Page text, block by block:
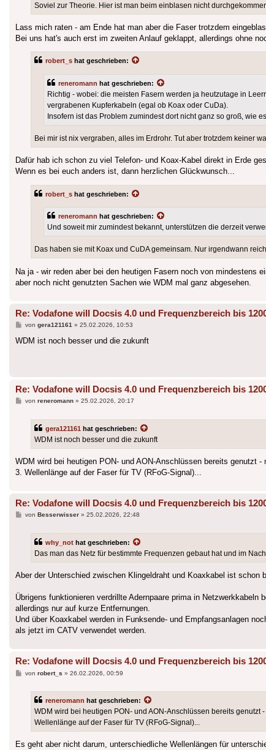
Soviel zur Theorie. Hier ist man beim einblasen nicht
Lass mich raten - am Ende hat man aber die Faser trotzdem
Bei uns hat's auch erst im zweiten Anlauf geklappt, allerdings ohne
robert_s hat geschrieben:
reneromann hat geschrieben:
Richtig - wobei: die meisten Fasern werden ja heutzutage in
vergrabenen Kupferkabeln (egal ob Koax oder CuDa).
Insofern ist das Problem zumindest dort nicht ganz so groß, wie
Bei mir ist nix vergraben, alles im Erdrohr. Tut aber trotzdem keiner
Dafür hab ich schon zu viel Telefon- und Koax-Kabel direkt in Erde
Wenn es bei euch anders ist, dann herzlichen Glückwunsch...
robert_s hat geschrieben:
reneromann hat geschrieben:
Und soweit mir zumindest bekannt, unterstützen die derzeit
Das haben sie mit Koax und CuDA gemeinsam. Nur irgendwann
Na ja - wir reden aber bei den heutigen Fasern noch von mindestens
aber noch nicht genutzten Sachen wie WDM mal ganz abgesehen.
Re: Vodafone will Docsis 4.0 und Frequenzbereich bis
Beitrag
von gera121161» 25.02.2026, 10:53
WDM ist noch besser und die zukunft
Re: Vodafone will Docsis 4.0 und Frequenzbereich bis
Beitrag
von reneromann» 25.02.2026, 20:17
gera121161 hat geschrieben:
WDM ist noch besser und die zukunft
WDM wird bei heutigen PON- und AON-Anschlüssen bereits genutzt
3. Wellenlänge auf der Faser für TV (RFoG-Signal)...
Re: Vodafone will Docsis 4.0 und Frequenzbereich bis
Beitrag
von Besserwisser» 25.02.2026, 22:48
why_not hat geschrieben:
Das man das Netz für bestimmte Frequenzen gebaut hat und im
Aber der Unterschied zwischen Klingeldraht und Koaxkabel ist schon
Übrigens funktionieren verdrillte Adernpaare prima in Netzwerkkabeln
allerdings nur auf kurze Entfernungen.
Und über Koaxkabel werden in Funksende- und Empfangsanlagen
als jetzt im CATV verwendet werden.
Re: Vodafone will Docsis 4.0 und Frequenzbereich bis
Beitrag
von robert_s » 26.02.2026, 00:59
reneromann hat geschrieben:
WDM wird bei heutigen PON- und AON-Anschlüssen bereits
Wellenlänge auf der Faser für TV (RFoG-Signal)...
Es geht aber nicht darum, unterschiedliche Wellenlängen für